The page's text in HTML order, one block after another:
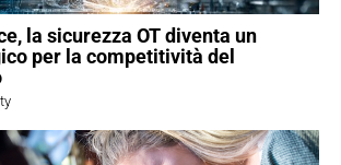
la sicurezza OT diventa un
per la competitività del